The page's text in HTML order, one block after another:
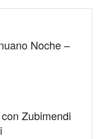
Noche –
Zubimendi